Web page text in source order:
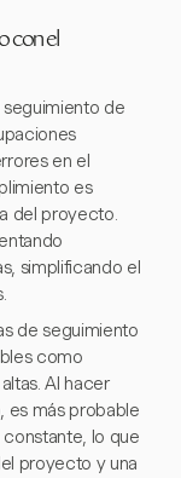
con el
de
en el
es
del proyecto.
simplificando el
de seguimiento
como
Al hacer
es más probable
lo que
proyecto y una